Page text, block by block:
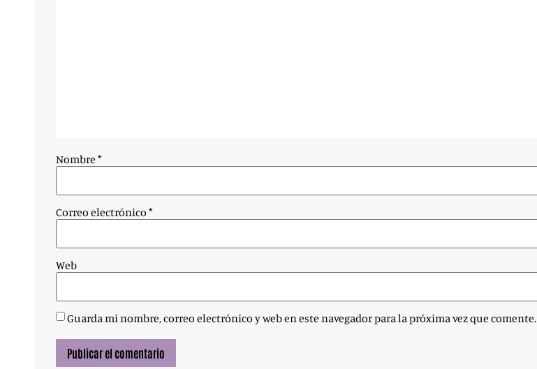
Nombre *
Correo electrónico *
Web
Guarda mi nombre, correo electrónico y web en este navegador para la próxima vez que comente.